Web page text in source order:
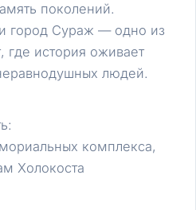
поколений.
город Сураж — одно из
где история оживает
людей.
комплекса,
Холокоста